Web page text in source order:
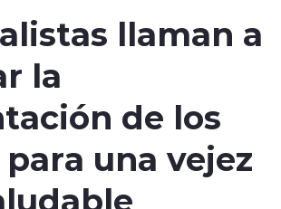
llaman a
la
de los
una vejez